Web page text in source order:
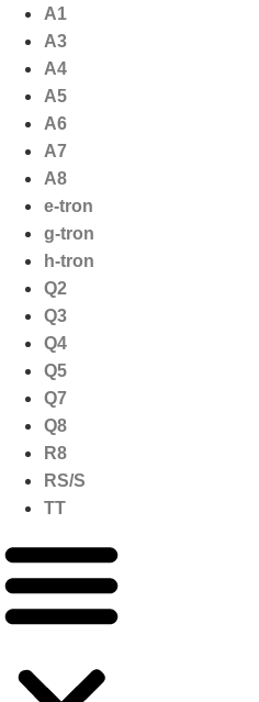
naar
inhoud
A1
A3
A4
A5
A6
A7
A8
e-tron
g-tron
h-tron
Q2
Q3
Q4
Q5
Q7
Q8
R8
RS/S
TT